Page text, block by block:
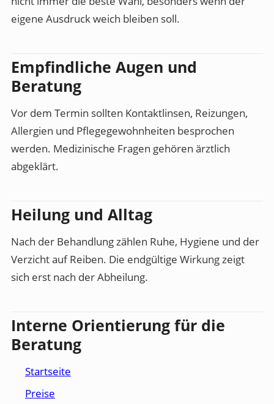
eigene Ausdruck weich bleiben soll.
Empfindliche Augen und
Beratung
Vor dem Termin sollten Kontaktlinsen, Reizungen,
Allergien und Pflegegewohnheiten besprochen
werden. Medizinische Fragen gehören ärztlich
abgeklärt.
Heilung und Alltag
Nach der Behandlung zählen Ruhe, Hygiene und der
Verzicht auf Reiben. Die endgültige Wirkung zeigt
sich erst nach der Abheilung.
Interne Orientierung für die
Beratung
Startseite
Preise